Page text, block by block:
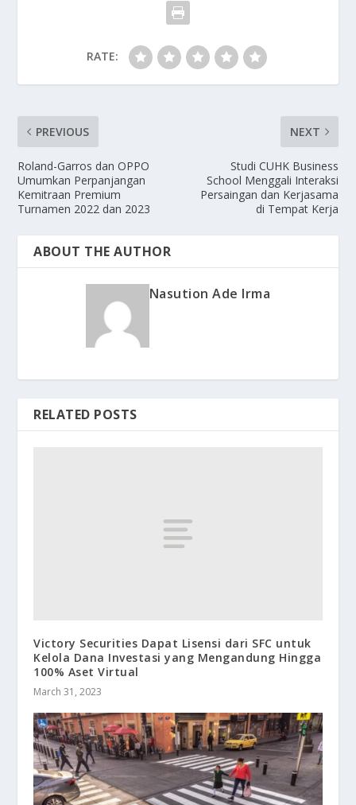
RATE:
PREVIOUS
Roland-Garros dan OPPO
Umumkan Perpanjangan
Kemitraan Premium
Turnamen 2022 dan 2023
NEXT
Studi CUHK Business
School Menggali Interaksi
Persaingan dan Kerjasama
di Tempat Kerja
ABOUT THE AUTHOR
Nasution Ade Irma
RELATED POSTS
Victory Securities Dapat Lisensi dari SFC untuk
Kelola Dana Investasi yang Mengandung Hingga
100% Aset Virtual
March 31, 2023